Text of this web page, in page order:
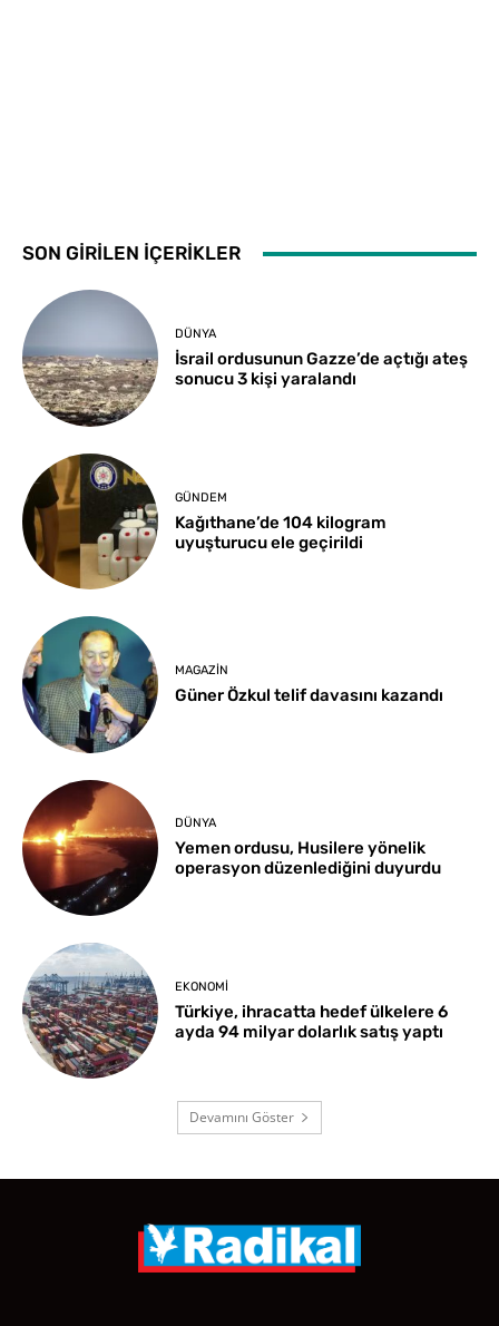
SON GİRİLEN İÇERİKLER
DÜNYA
İsrail ordusunun Gazze’de açtığı ateş
sonucu 3 kişi yaralandı
GÜNDEM
Kağıthane’de 104 kilogram
uyuşturucu ele geçirildi
MAGAZIN
Güner Özkul telif davasını kazandı
DÜNYA
Yemen ordusu, Husilere yönelik
operasyon düzenlediğini duyurdu
EKONOMI
Türkiye, ihracatta hedef ülkelere 6
ayda 94 milyar dolarlık satış yaptı
Devamını Göster